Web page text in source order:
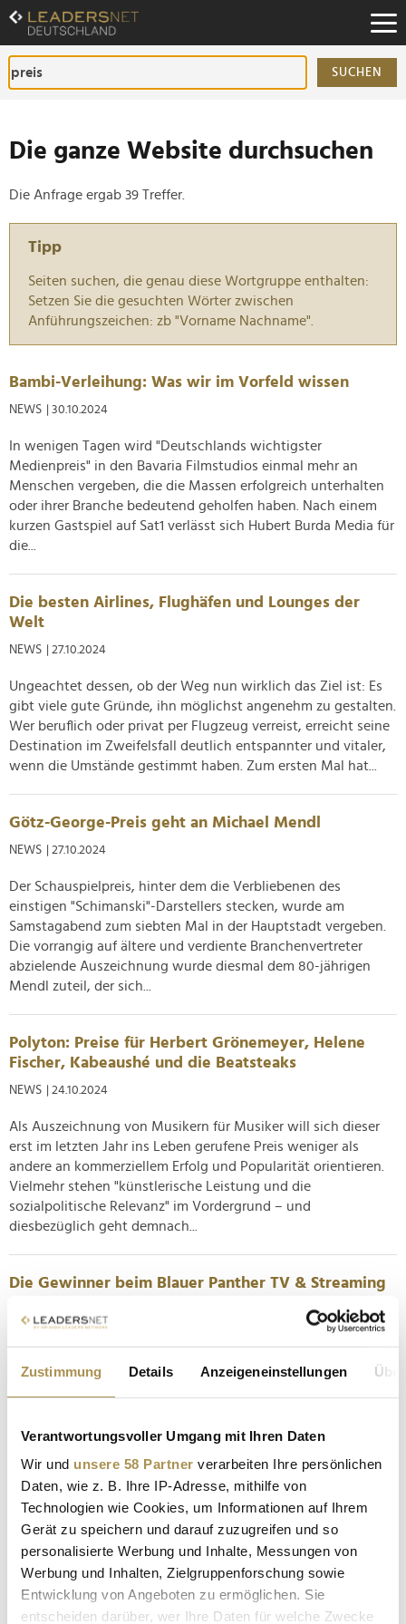
Zustimmung Details Anzeigeneinstellungen
Verantwortungsvoller Umgang mit Ihren Daten
Wir und unsere 58 Partner verarbeiten Ihre persönlichen
Daten, wie z. B. Ihre IP-Adresse, mithilfe von
Technologien wie Cookies, um Informationen auf Ihrem
Gerät zu speichern und darauf zuzugreifen und so
personalisierte Werbung und Inhalte, Messungen von
Werbung und Inhalten, Zielgruppenforschung sowie
Entwicklung von Angeboten zu ermöglichen. Sie
entscheiden darüber, wer Ihre Daten für welche Zwecke
Zum
Inhalt
Zur
Fußzeilen-
Navigation
SUCHEN
Die ganze Website durchsuchen
Die Anfrage ergab 39 Treffer.
Tipp
Seiten suchen, die genau diese Wortgruppe enthalten:
Setzen Sie die gesuchten Wörter zwischen
Anführungszeichen: zb "Vorname Nachname".
Bambi-Verleihung: Was wir im Vorfeld wissen
NEWS | 30.10.2024
In wenigen Tagen wird "Deutschlands wichtigster
Medienpreis" in den Bavaria Filmstudios einmal mehr an
Menschen vergeben, die die Massen erfolgreich unterhalten
oder ihrer Branche bedeutend geholfen haben. Nach einem
kurzen Gastspiel auf Sat1 verlässt sich Hubert Burda Media für
die...
Die besten Airlines, Flughäfen und Lounges der
Welt
NEWS | 27.10.2024
Ungeachtet dessen, ob der Weg nun wirklich das Ziel ist: Es
gibt viele gute Gründe, ihn möglichst angenehm zu gestalten.
Wer beruflich oder privat per Flugzeug verreist, erreicht seine
Destination im Zweifelsfall deutlich entspannter und vitaler,
wenn die Umstände gestimmt haben. Zum ersten Mal hat...
Götz-George-Preis geht an Michael Mendl
NEWS | 27.10.2024
Der Schauspielpreis, hinter dem die Verbliebenen des
einstigen "Schimanski"-Darstellers stecken, wurde am
Samstagabend zum siebten Mal in der Hauptstadt vergeben.
Die vorrangig auf ältere und verdiente Branchenvertreter
abzielende Auszeichnung wurde diesmal dem 80-jährigen
Mendl zuteil, der sich...
Polyton: Preise für Herbert Grönemeyer, Helene
Fischer, Kabeaushé und die Beatsteaks
NEWS | 24.10.2024
Als Auszeichnung von Musikern für Musiker will sich dieser
erst im letzten Jahr ins Leben gerufene Preis weniger als
andere an kommerziellem Erfolg und Popularität orientieren.
Vielmehr stehen "künstlerische Leistung und die
sozialpolitische Relevanz" im Vordergrund – und
diesbezüglich geht demnach...
Die Gewinner beim Blauer Panther TV & Streaming
NEWS | 23.10.2024
Diverse Größen der deutschen Unterhaltungsbranche bei
Fernsehpreis. Wie der neue Name verrät, kämpfen inzwischen
nicht mehr...
Auszeichnungen für Dermanostic, Paul Belthle,
Regina Ziegler und WeSort.AI
NEWS | 24.09.2024
Am Dienstagabend ging der Deutsche Gründerpreis zum 22.